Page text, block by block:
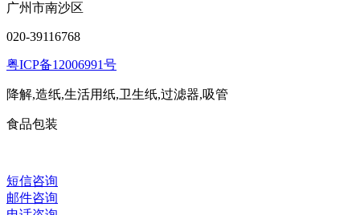
广州市南沙区
020-39116768
粤ICP备12006991号
降解,造纸,生活用纸,卫生纸,过滤器,吸管
食品包装
短信咨询
邮件咨询